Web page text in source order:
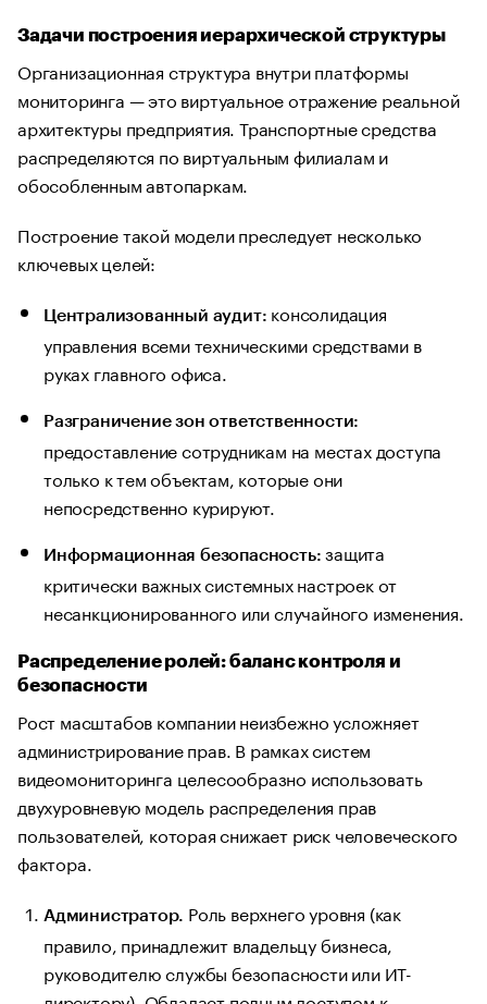
Задачи построения иерархической структуры
Организационная структура внутри платформы
мониторинга — это виртуальное отражение реальной
архитектуры предприятия. Транспортные средства
распределяются по виртуальным филиалам и
обособленным автопаркам.
Построение такой модели преследует несколько
ключевых целей:
Централизованный аудит: консолидация
управления всеми техническими средствами в
руках главного офиса.
Разграничение зон ответственности:
предоставление сотрудникам на местах доступа
только к тем объектам, которые они
непосредственно курируют.
Информационная безопасность: защита
критически важных системных настроек от
несанкционированного или случайного изменения.
Распределение ролей: баланс контроля и
безопасности
Рост масштабов компании неизбежно усложняет
администрирование прав. В рамках систем
видеомониторинга целесообразно использовать
двухуровневую модель распределения прав
пользователей, которая снижает риск человеческого
фактора.
Администратор. Роль верхнего уровня (как
правило, принадлежит владельцу бизнеса,
руководителю службы безопасности или ИТ-